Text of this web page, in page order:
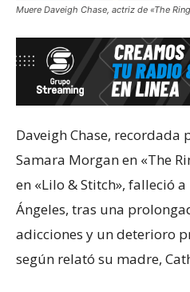
Muere Daveigh Chase, actriz de «The
Daveigh Chase,
Samara Morgan en «The
en «Lilo & Stitch», falleció a
Ángeles, tras una
adicciones y un deterioro
según relató su madre,